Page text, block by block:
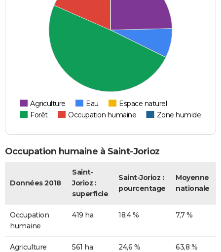
Agriculture Eau
Espace naturel
Forêt
Occupation humaine Zone humide
Occupation humaine à Saint-Jorioz
Données 2018
Saint-
Jorioz :
superficie
Saint-Jorioz :
pourcentage
Moyenne
nationale
Occupation
humaine
419 ha 18,4 % 7,7 %
Agriculture 561 ha 24,6 % 63,8 %